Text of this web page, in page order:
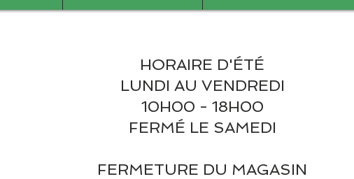
HORAIRE D'ÉTÉ
LUNDI AU VENDREDI
10H00 - 18H00
FERMÉ LE SAMEDI
FERMETURE DU MAGASIN